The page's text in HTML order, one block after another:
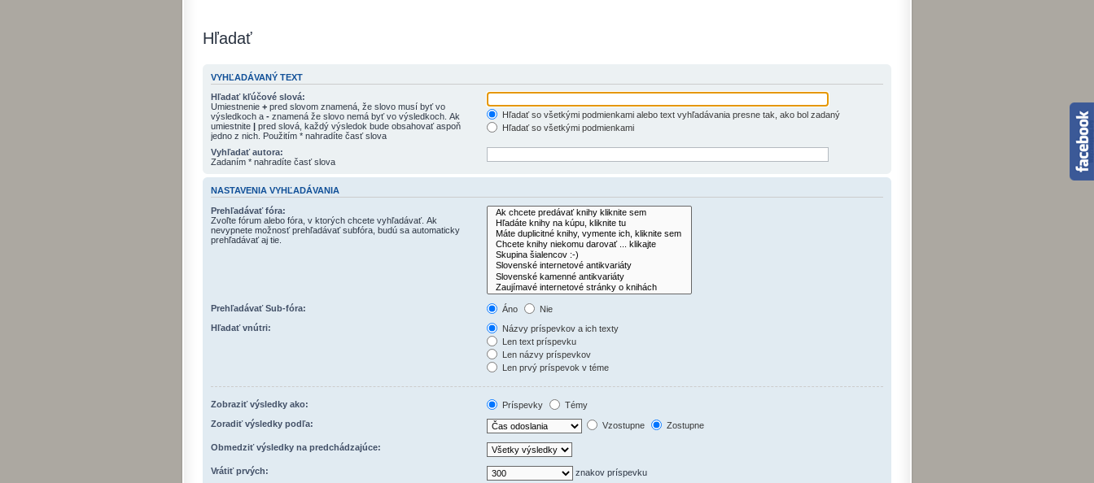
Hľadať
VYHĽADÁVANÝ TEXT
Hľadať kľúčové slová:
Umiestnenie + pred slovom znamená, že slovo musí byť vo
výsledkoch a - znamená že slovo nemá byť vo výsledkoch. Ak
umiestnite | pred slová, každý výsledok bude obsahovať aspoň
jedno z nich. Použitím * nahradíte časť slova
Hľadať so všetkými podmienkami alebo text vyhľadávania presne tak, ako bol zadaný
Hľadať so všetkými podmienkami
Vyhľadať autora:
Zadaním * nahradíte časť slova
NASTAVENIA VYHĽADÁVANIA
Prehľadávať fóra:
Zvoľte fórum alebo fóra, v ktorých chcete vyhľadávať. Ak
nevypnete možnosť prehľadávať subfóra, budú sa automaticky
prehľadávať aj tie.
Prehľadávať Sub-fóra: Áno
Nie
Hľadať vnútri:
Názvy príspevkov a ich texty
Len text príspevku
Len názvy príspevkov
Len prvý príspevok v téme
Zobraziť výsledky ako: Príspevky
Témy
Zoradiť výsledky podľa:
Vzostupne Zostupne
Obmedziť výsledky na predchádzajúce:
Vrátiť prvých: znakov príspevku